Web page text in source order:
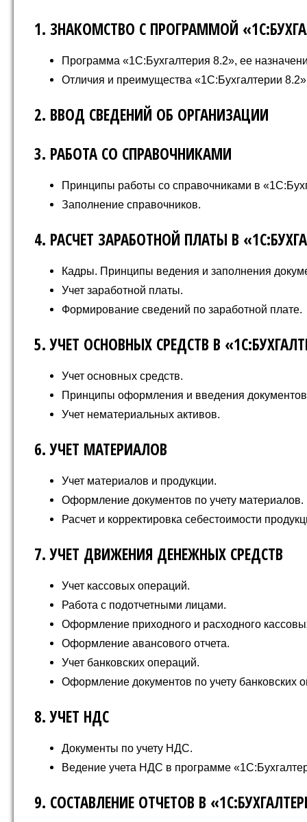
1. ЗНАКОМСТВО С ПРОГРАММОЙ
Программа «1С:Бухгалтерия 8.2», ее
Отличия и преимущества «1С:Бухгалтерии
2. ВВОД СВЕДЕНИЙ ОБ ОРГАНИЗАЦИИ
3. РАБОТА СО СПРАВОЧНИКАМИ
Принципы работы со справочниками в
Заполнение справочников.
4. РАСЧЕТ ЗАРАБОТНОЙ ПЛАТЫ В
Кадры. Принципы ведения и заполнения
Учет заработной платы.
Формирование сведений по заработной плате.
5. УЧЕТ ОСНОВНЫХ СРЕДСТВ В
Учет основных средств.
Принципы оформления и введения документов
Учет нематериальных активов.
6. УЧЕТ МАТЕРИАЛОВ
Учет материалов и продукции.
Оформление документов по учету материалов.
Расчет и корректировка себестоимости
7. УЧЕТ ДВИЖЕНИЯ ДЕНЕЖНЫХ СРЕДСТВ
Учет кассовых операций.
Работа с подотчетными лицами.
Оформление приходного и расходного
Оформление авансового отчета.
Учет банковских операций.
Оформление документов по учету банковских
8. УЧЕТ НДС
Документы по учету НДС.
Ведение учета НДС в программе
9. СОСТАВЛЕНИЕ ОТЧЕТОВ В